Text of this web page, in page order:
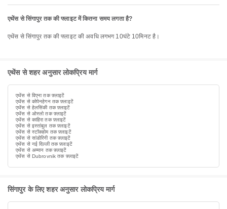
एथेंस से सिंगापुर तक की फ्लाइट में कितना समय लगता है?
एथेंस से सिंगापुर तक की फ्लाइट की अवधि लगभग 10घंटे 10मिनट है।
एथेंस से शहर अनुसार लोकप्रिय मार्ग
एथेंस से विएना तक फ़्लाइटें
एथेंस से कोपेनहेगन तक फ़्लाइटें
एथेंस से हेलसिंकी तक फ़्लाइटें
एथेंस से ओस्लो तक फ़्लाइटें
एथेंस से काहिरा तक फ़्लाइटें
एथेंस से इस्तांबुल तक फ़्लाइटें
एथेंस से स्टॉकहोम तक फ़्लाइटें
एथेंस से सांडोरिनी तक फ़्लाइटें
एथेंस से नई दिल्ली तक फ़्लाइटें
एथेंस से अम्मान तक फ़्लाइटें
एथेंस से Dubrovnik तक फ़्लाइटें
सिंगापुर के लिए शहर अनुसार लोकप्रिय मार्ग